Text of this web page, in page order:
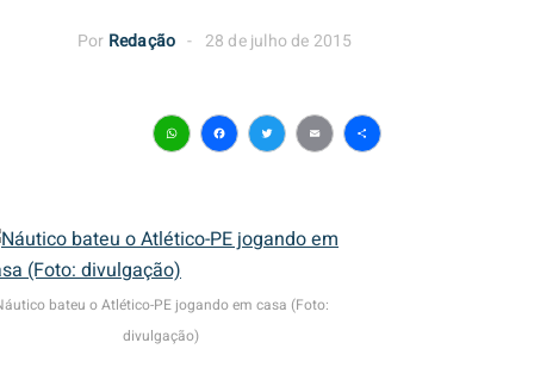
Por Redação 28 de julho de 2015
WhatsApp
Facebook
Twitter
EmailShare
bateu o Atlético-PE jogando em casa (Foto:
divulgação)